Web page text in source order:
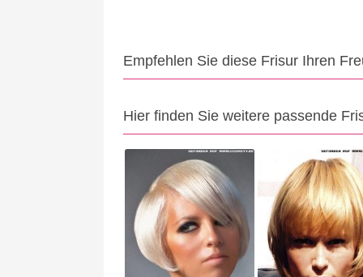
Empfehlen Sie diese Frisur Ihren
Hier finden Sie weitere passende